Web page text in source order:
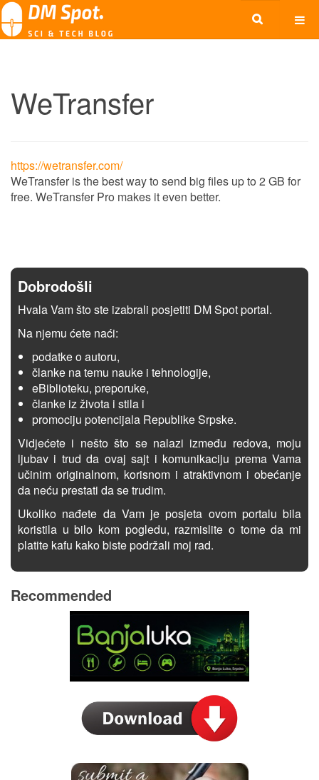
WeTransfer
https://wetransfer.com/
WeTransfer is the best way to send big files up to 2 GB for
free. WeTransfer Pro makes it even better.
Dobrodošli
Hvala Vam što ste izabrali posjetiti DM Spot portal.
Na njemu ćete naći:
podatke o autoru,
članke na temu nauke i tehnologije,
eBiblioteku, preporuke,
članke iz života i stila i
promociju potencijala Republike Srpske.
Vidjećete i nešto što se nalazi između redova, moju
ljubav i trud da ovaj sajt i komunikaciju prema Vama
učinim originalnom, korisnom i atraktivnom i obećanje
da neću prestati da se trudim.
Ukoliko nađete da Vam je posjeta ovom portalu bila
koristila u bilo kom pogledu, razmislite o tome da mi
platite kafu kako biste podržali moj rad.
Recommended